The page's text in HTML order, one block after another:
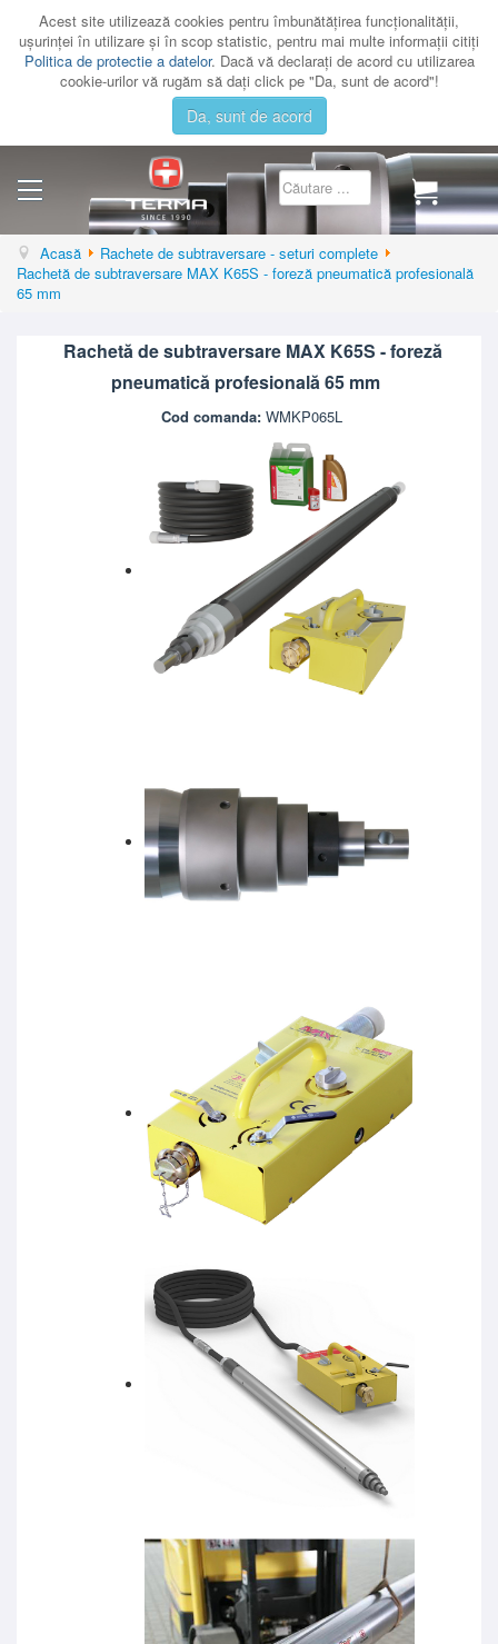
Acest site utilizează cookies pentru îmbunătăţirea funcţionalităţii,
uşurinţei în utilizare şi în scop statistic, pentru mai multe informaţii citiţi
Politica de protectie a datelor. Dacă vă declaraţi de acord cu utilizarea
cookie-urilor vă rugăm să daţi click pe "Da, sunt de acord"!
Da, sunt de acord
CATEGORII
CATALOAGE
Acasă
Rachete de subtraversare - seturi complete
Rachetă de subtraversare MAX K65S - foreză pneumatică profesională
65 mm
Rachetă de subtraversare MAX K65S - foreză
pneumatică profesională 65 mm
Cod comanda: WMKP065L